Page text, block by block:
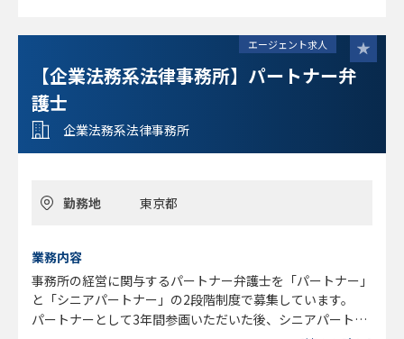
ん。今後、企業法務に積極な方を希望
〇大阪事務所は、梅田駅周辺で開設予定。
〇これまでのご経験を踏まえ、企業法務経験豊富な方であれ
ば、～1500万円オファーなど柔軟に対応予定です。
〇大手企業法務事務所からベテラン弁護士（58期）なども
参画、M＆Aやさらなる労働分野を中心とした企業法務分野
を強化。年間であらたに40～50社の顧問社数が増加してお
あり、ビジネス感覚を持ち、弁護士やスタッフの労働環境の
エージェント求人
【企業法務系法律事務所】パートナー弁
護士
企業法務系法律事務所
勤務地 東京都
業務内容
事務所の経営に関与するパートナー弁護士を「パートナー」
と「シニアパートナー」の2段階制度で募集しています。
パートナーとして3年間参画いただいた後、シニアパートナ